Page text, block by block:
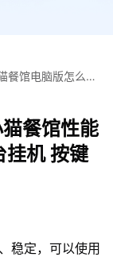
餐馆电脑版怎么
机 按键设置教程
餐馆性能
机 按键
稳定，可以使用